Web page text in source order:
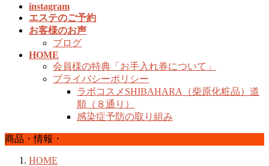
instagram
エステのご予約
お客様のお声
ブログ
HOME
会員様の特典「お手入れ券について」
プライバシーポリシー
ラボコスメSHIBAHARA（柴原化粧品）道
順（８通り）
感染症予防の取り組み
商品・情報・
HOME